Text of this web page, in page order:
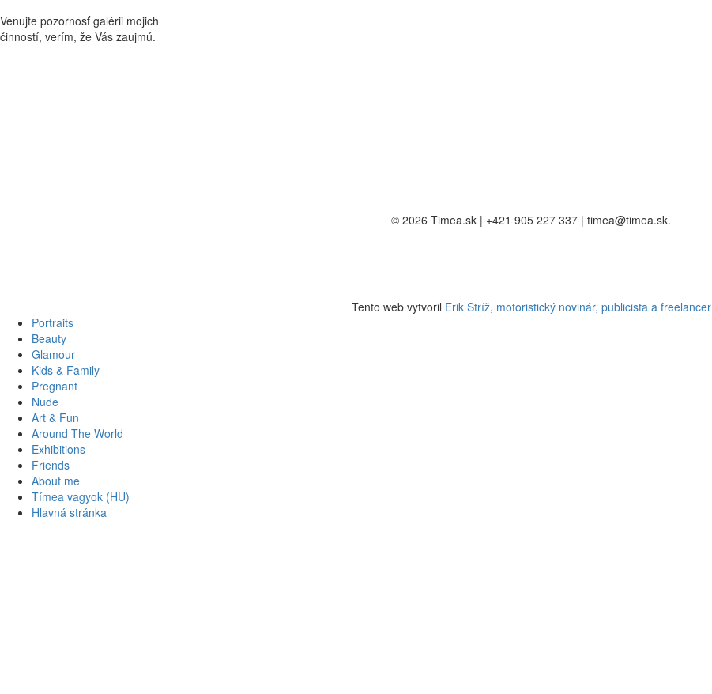
Venujte pozornosť galérii mojich
činností, verím, že Vás zaujmú.
© 2026 Timea.sk | +421 905 227 337 | timea@timea.sk.
Tento web vytvoril Erik Stríž, motoristický novinár, publicista a freelancer
Portraits
Beauty
Glamour
Kids & Family
Pregnant
Nude
Art & Fun
Around The World
Exhibitions
Friends
About me
Tímea vagyok (HU)
Hlavná stránka